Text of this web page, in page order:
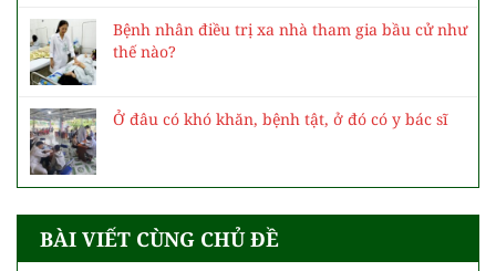
Bệnh nhân điều trị xa nhà tham gia bầu cử như
thế nào?
Ở đâu có khó khăn, bệnh tật, ở đó có y bác sĩ
BÀI VIẾT CÙNG CHỦ ĐỀ